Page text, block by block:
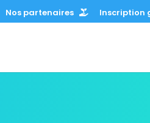
Nos partenaires Inscription